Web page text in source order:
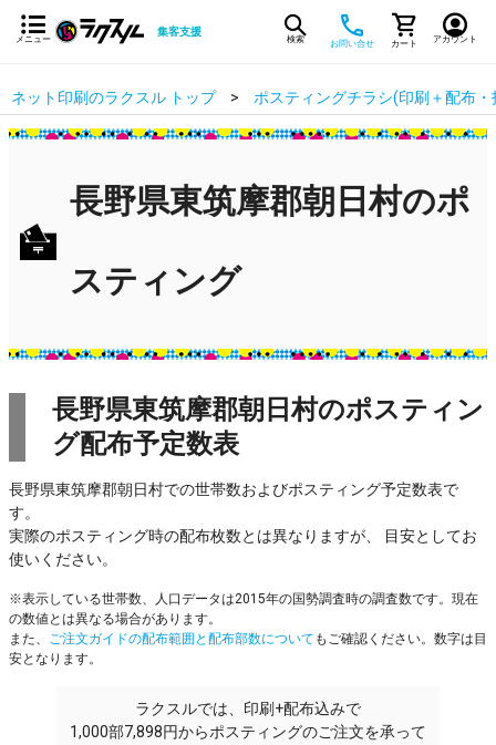
メニュー
集客支援
検索 お問い合せ カート アカウント
ネット印刷のラクスル トップ ポスティングチラシ(印刷＋配布・
長野県東筑摩郡朝日村のポ
スティング
長野県東筑摩郡朝日村のポスティン
グ配布予定数表
長野県東筑摩郡朝日村での世帯数およびポスティング予定数表で
す。
実際のポスティング時の配布枚数とは異なりますが、 目安としてお
使いください。
※表示している世帯数、人口データは2015年の国勢調査時の調査数です。現在
の数値とは異なる場合があります。
また、 ご注文ガイドの配布範囲と配布部数について もご確認ください。数字は目
安となります。
ラクスルでは、印刷+配布込みで
1,000部7,898円からポスティングのご注文を承って